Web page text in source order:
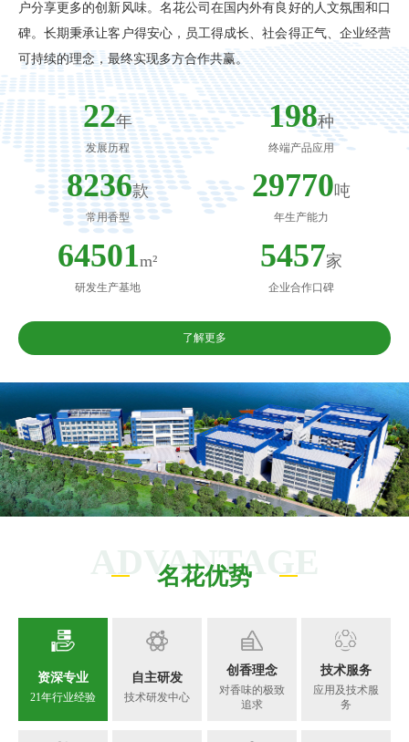
户分享更多的创新风味。名花公司在国内外有良好的人文氛围和口
碑。长期秉承让客户得安心，员工得成长、社会得正气、企业经营
可持续的理念，最终实现多方合作共赢。
23年
发展历程
200种
终端产品应用
8300款
常用香型
30000吨
年生产能力
65000m²
研发生产基地
5500家
企业合作口碑
了解更多
ADVANTAGE
名花优势
资深专业
21年行业经验
自主研发
技术研发中心
创香理念
对香味的极致
追求
技术服务
应用及技术服
务